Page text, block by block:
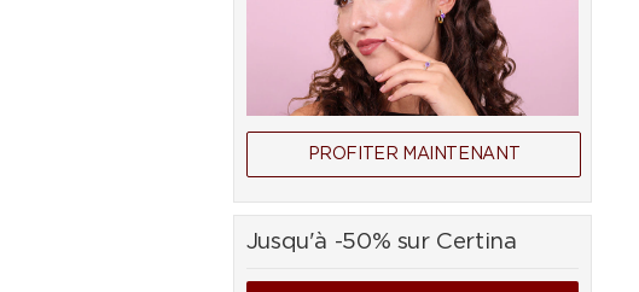
PROFITER MAINTENANT
Jusqu'à -50% sur Certina